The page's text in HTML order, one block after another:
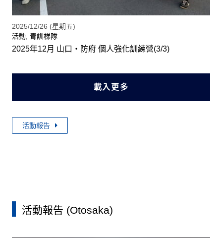
2025/12/26 (星期五)
活動, 青訓梯隊
2025年12月 山口・防府 個人強化訓練營(3/3)
載入更多
活動報告
活動報告 (Otosaka)